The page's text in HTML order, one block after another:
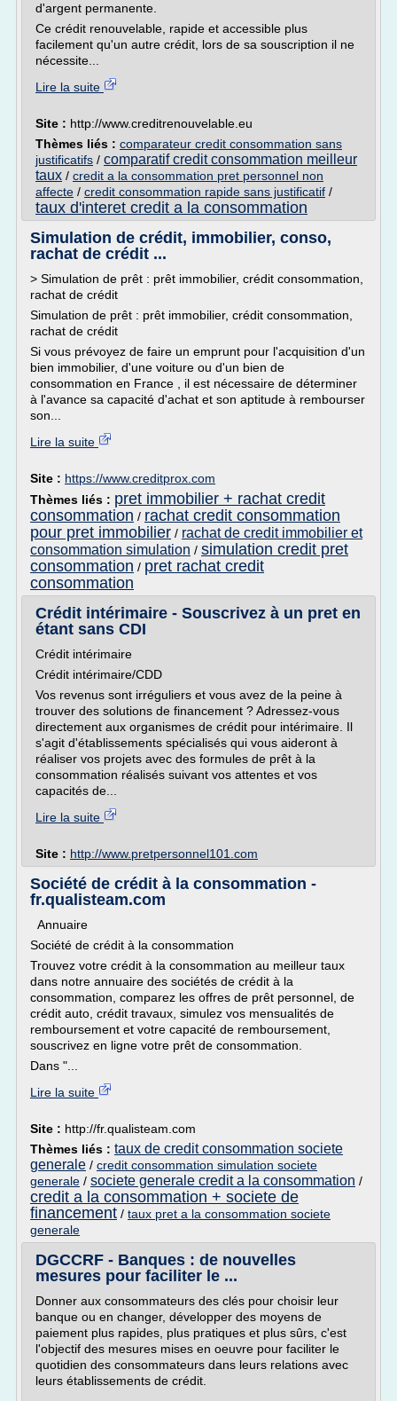
d'argent permanente.
Ce crédit renouvelable, rapide et accessible plus
facilement qu'un autre crédit, lors de sa souscription il ne
nécessite...
Lire la suite
Site : http://www.creditrenouvelable.eu
Thèmes liés : comparateur credit consommation sans
justificatifs / comparatif credit consommation meilleur
taux / credit a la consommation pret personnel non
affecte / credit consommation rapide sans justificatif /
taux d'interet credit a la consommation
Simulation de crédit, immobilier, conso,
rachat de crédit ...
> Simulation de prêt : prêt immobilier, crédit consommation,
rachat de crédit
Simulation de prêt : prêt immobilier, crédit consommation,
rachat de crédit
Si vous prévoyez de faire un emprunt pour l'acquisition d'un
bien immobilier, d'une voiture ou d'un bien de
consommation en France , il est nécessaire de déterminer
à l'avance sa capacité d'achat et son aptitude à rembourser
son...
Lire la suite
Site : https://www.creditprox.com
Thèmes liés : pret immobilier + rachat credit
consommation / rachat credit consommation
pour pret immobilier / rachat de credit immobilier et
consommation simulation / simulation credit pret
consommation / pret rachat credit
consommation
Crédit intérimaire - Souscrivez à un pret en
étant sans CDI
Crédit intérimaire
Crédit intérimaire/CDD
Vos revenus sont irréguliers et vous avez de la peine à
trouver des solutions de financement ? Adressez-vous
directement aux organismes de crédit pour intérimaire. Il
s'agit d'établissements spécialisés qui vous aideront à
réaliser vos projets avec des formules de prêt à la
consommation réalisés suivant vos attentes et vos
capacités de...
Lire la suite
Site : http://www.pretpersonnel101.com
Société de crédit à la consommation -
fr.qualisteam.com
Annuaire
Société de crédit à la consommation
Trouvez votre crédit à la consommation au meilleur taux
dans notre annuaire des sociétés de crédit à la
consommation, comparez les offres de prêt personnel, de
crédit auto, crédit travaux, simulez vos mensualités de
remboursement et votre capacité de remboursement,
souscrivez en ligne votre prêt de consommation.
Dans "...
Lire la suite
Site : http://fr.qualisteam.com
Thèmes liés : taux de credit consommation societe
generale / credit consommation simulation societe
generale / societe generale credit a la consommation /
credit a la consommation + societe de
financement / taux pret a la consommation societe
generale
DGCCRF - Banques : de nouvelles
mesures pour faciliter le ...
Donner aux consommateurs des clés pour choisir leur
banque ou en changer, développer des moyens de
paiement plus rapides, plus pratiques et plus sûrs, c'est
l'objectif des mesures mises en oeuvre pour faciliter le
quotidien des consommateurs dans leurs relations avec
leurs établissements de crédit.